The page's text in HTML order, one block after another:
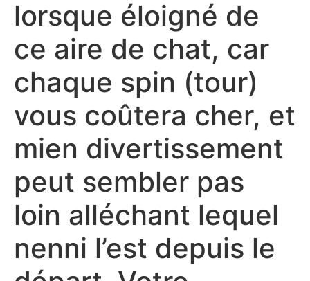
lorsque éloigné de
ce aire de chat, car
chaque spin (tour)
vous coûtera cher, et
mien divertissement
peut sembler pas
loin alléchant lequel
nenni l’est depuis le